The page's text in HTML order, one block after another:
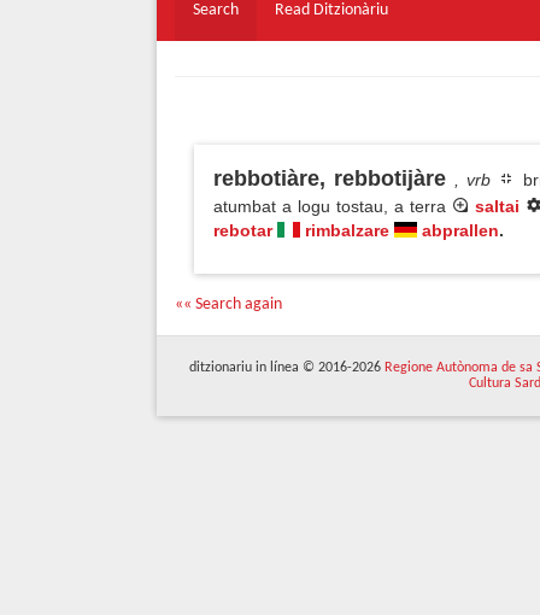
Search Read Ditzionàriu
rebbotiàre, rebbotijàre , vrb
atumbat a logu tostau, a terra
saltai
rebotar
rimbalzare abprallen.
«« Search again
ditzionariu in línea © 2016-2026 Regione Autònoma de sa
Cultura